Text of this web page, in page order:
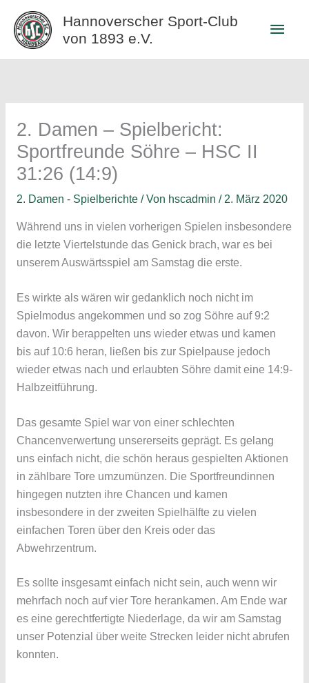
Inhalt
springen
Hannoverscher Sport-Club
von 1893 e.V.
2. Damen – Spielbericht:
Sportfreunde Söhre – HSC II
31:26 (14:9)
2. Damen - Spielberichte/ Von hscadmin /2. März 2020
Während uns in vielen vorherigen Spielen insbesondere
die letzte Viertelstunde das Genick brach, war es bei
unserem Auswärtsspiel am Samstag die erste.
Es wirkte als wären wir gedanklich noch nicht im
Spielmodus angekommen und so zog Söhre auf 9:2
davon. Wir berappelten uns wieder etwas und kamen
bis auf 10:6 heran, ließen bis zur Spielpause jedoch
wieder etwas nach und erlaubten Söhre damit eine 14:9-
Halbzeitführung.
Das gesamte Spiel war von einer schlechten
Chancenverwertung unsererseits geprägt. Es gelang
uns einfach nicht, die schön heraus gespielten Aktionen
in zählbare Tore umzumünzen. Die Sportfreundinnen
hingegen nutzten ihre Chancen und kamen
insbesondere in der zweiten Spielhälfte zu vielen
einfachen Toren über den Kreis oder das
Abwehrzentrum.
Es sollte insgesamt einfach nicht sein, auch wenn wir
mehrfach noch auf vier Tore herankamen. Am Ende war
es eine gerechtfertigte Niederlage, da wir am Samstag
unser Potenzial über weite Strecken leider nicht abrufen
konnten.